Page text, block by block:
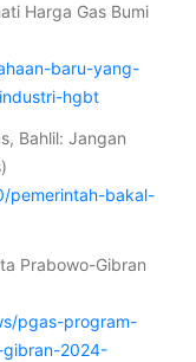
Harga Gas Bumi
baru-yang-
hgbt
Bahlil: Jangan
pemerintah-bakal-
Prabowo-Gibran
pgas-program-
gibran-2024-